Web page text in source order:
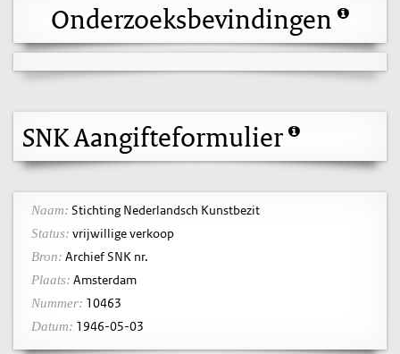
Onderzoeksbevindingen
SNK Aangifteformulier
Naam: Stichting Nederlandsch Kunstbezit
Status: vrijwillige verkoop
Bron: Archief SNK nr.
Plaats: Amsterdam
Nummer: 10463
Datum: 1946-05-03